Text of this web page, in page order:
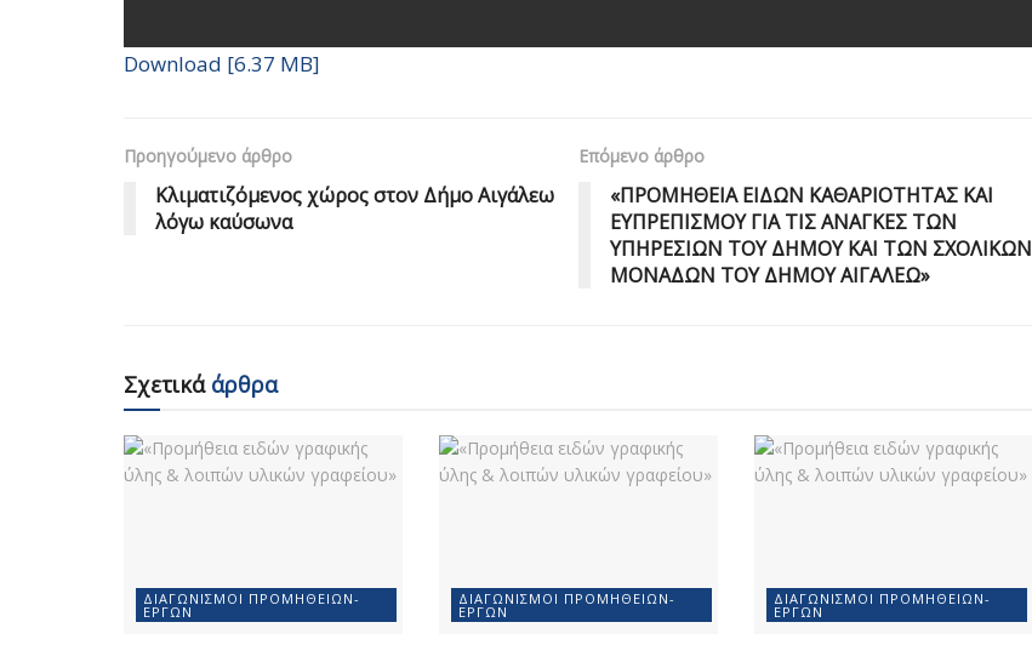
Download [6.37 MB]
Προηγούμενο άρθρο
Κλιματιζόμενος χώρος στον Δήμο Αιγάλεω
λόγω καύσωνα
Επόμενο άρθρο
«ΠΡΟΜΗΘΕΙΑ ΕΙΔΩΝ ΚΑΘΑΡΙΟΤΗΤΑΣ ΚΑΙ
ΕΥΠΡΕΠΙΣΜΟΥ ΓΙΑ ΤΙΣ ΑΝΑΓΚΕΣ ΤΩΝ
ΥΠΗΡΕΣΙΩΝ ΤΟΥ ΔΗΜΟΥ ΚΑΙ ΤΩΝ ΣΧΟΛΙΚΩΝ
ΜΟΝΑΔΩΝ ΤΟΥ ΔΗΜΟΥ ΑΙΓΑΛΕΩ»
Σχετικάάρθρα
ΔΙΑΓΩΝΙΣΜΟΊ ΠΡΟΜΗΘΕΙΏΝ-
ΈΡΓΩΝ
ΔΙΑΓΩΝΙΣΜΟΊ ΠΡΟΜΗΘΕΙΏΝ-
ΈΡΓΩΝ
ΔΙΑΓΩΝΙΣΜΟΊ ΠΡΟΜΗΘΕΙΏΝ-
ΈΡΓΩΝ